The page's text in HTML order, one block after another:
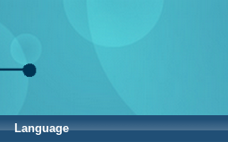
Language